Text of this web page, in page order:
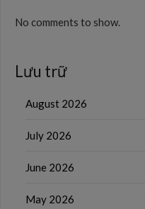
No comments to show.
Lưu trữ
August 2026
July 2026
June 2026
May 2026